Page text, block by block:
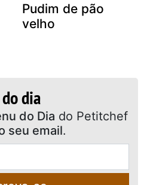
Pudim de pão
velho
dia
do Dia do Petitchef
seu email.